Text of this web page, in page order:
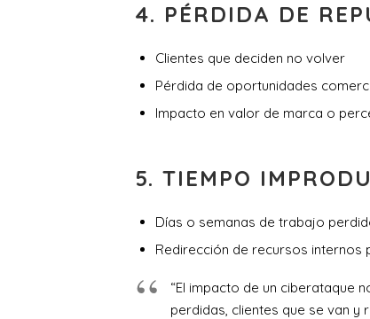
4. PÉRDIDA DE
Clientes que deciden no volver
Pérdida de oportunidades
Impacto en valor de marca o
5. TIEMPO
Días o semanas de trabajo
Redirección de recursos internos
“El impacto de un ciberataque
perdidas, clientes que se van y